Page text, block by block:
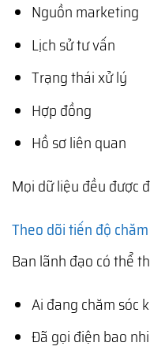
Nguồn marketing
Lịch sử tư vấn
Trạng thái xử lý
Hợp đồng
Hồ sơ liên quan
Mọi dữ liệu đều được
Theo dõi tiến độ
Ban lãnh đạo có thể
Ai đang chăm sóc
Đã gọi điện bao